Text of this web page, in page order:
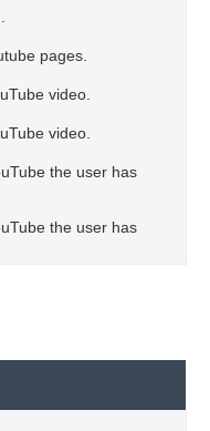
pages.
video.
video.
the user has
the user has